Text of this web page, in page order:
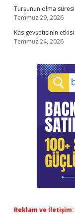
Turşunun olma
Temmuz 29, 2026
Kas gevşeticinin
Temmuz 24, 2026
Reklam ve İletişim: